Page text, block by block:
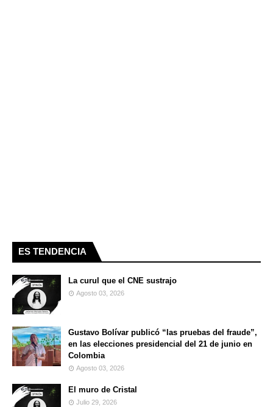
ES TENDENCIA
La curul que el CNE sustrajo
Agosto 03, 2026
Gustavo Bolívar publicó “las pruebas del fraude”,
en las elecciones presidencial del 21 de junio en
Colombia
Agosto 03, 2026
El muro de Cristal
Julio 29, 2026